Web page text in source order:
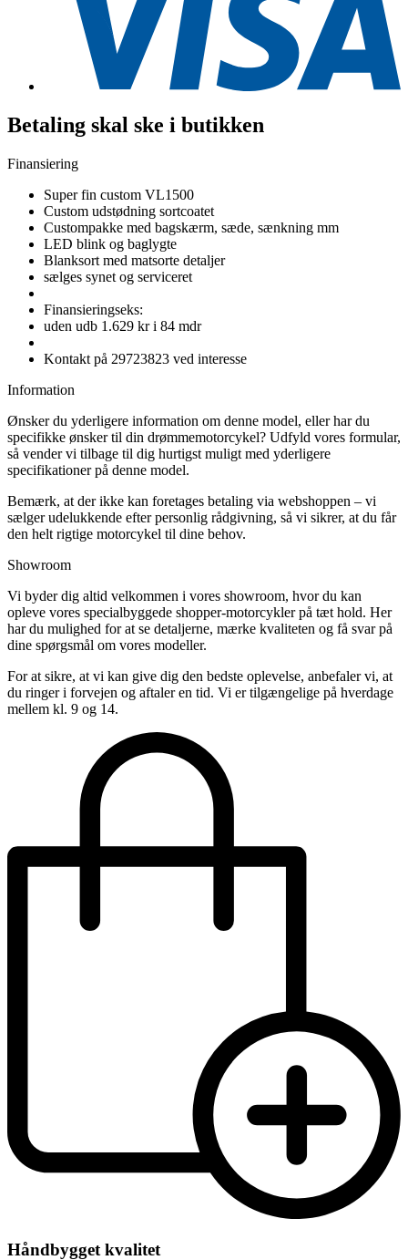
Betaling skal ske i butikken
Finansiering
Super fin custom VL1500
Custom udstødning sortcoatet
Custompakke med bagskærm, sæde, sænkning mm
LED blink og baglygte
Blanksort med matsorte detaljer
sælges synet og serviceret
Finansieringseks:
uden udb 1.629 kr i 84 mdr
Kontakt på 29723823 ved interesse
Information
Ønsker du yderligere information om denne model, eller har du
specifikke ønsker til din drømmemotorcykel? Udfyld vores formular,
så vender vi tilbage til dig hurtigst muligt med yderligere
specifikationer på denne model.
Bemærk, at der ikke kan foretages betaling via webshoppen – vi
sælger udelukkende efter personlig rådgivning, så vi sikrer, at du får
den helt rigtige motorcykel til dine behov.
Showroom
Vi byder dig altid velkommen i vores showroom, hvor du kan
opleve vores specialbyggede shopper-motorcykler på tæt hold. Her
har du mulighed for at se detaljerne, mærke kvaliteten og få svar på
dine spørgsmål om vores modeller.
For at sikre, at vi kan give dig den bedste oplevelse, anbefaler vi, at
du ringer i forvejen og aftaler en tid. Vi er tilgængelige på hverdage
mellem kl. 9 og 14.
Håndbygget kvalitet